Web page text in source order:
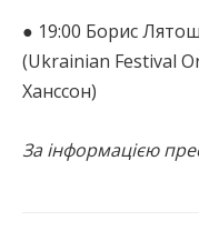
● 19:00 Борис
(Ukrainian Festival
Ханссон)
За інформацією